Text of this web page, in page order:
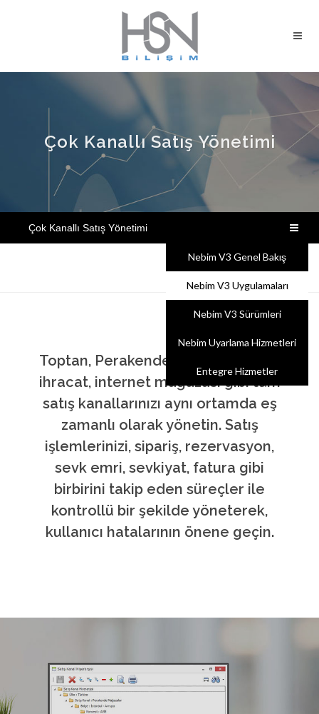
Çok Kanallı Satış Yönetimi
Çok Kanallı Satış Yönetimi
Nebim V3 Genel Bakış
Nebim V3 Uygulamaları
Nebim V3 Sürümleri
Nebim Uyarlama Hizmetleri
Entegre Hizmetler
Toptan, Perakende, Bayi, Konsinye,
ihracat, internet mağazası gibi tüm
satış kanallarınızı aynı ortamda eş
zamanlı olarak yönetin. Satış
işlemlerinizi, sipariş, rezervasyon,
sevk emri, sevkiyat, fatura gibi
birbirini takip eden süreçler ile
kontrollü bir şekilde yöneterek,
kullanıcı hatalarının önene geçin.